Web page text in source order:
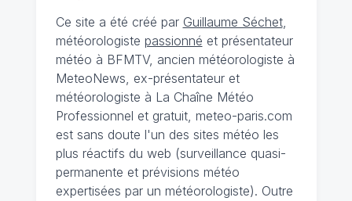
Ce site a été créé par Guillaume Séchet,
météorologiste passionné et présentateur
météo à BFMTV, ancien météorologiste à
MeteoNews, ex-présentateur et
météorologiste à La Chaîne Météo
Professionnel et gratuit, meteo-paris.com
est sans doute l'un des sites météo les
plus réactifs du web (surveillance quasi-
permanente et prévisions météo
expertisées par un météorologiste). Outre